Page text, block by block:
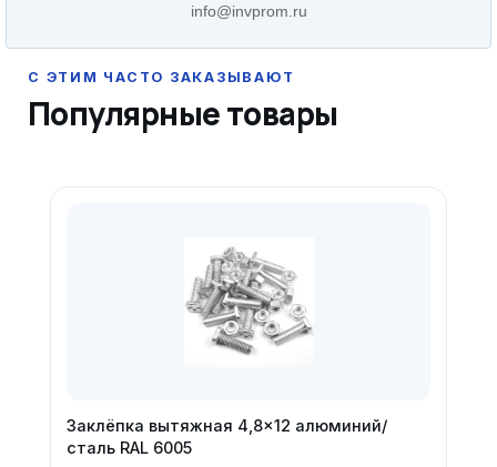
info@invprom.ru
Популярные товары
Заклёпка вытяжная 4,8×12 алюминий/
сталь RAL 6005